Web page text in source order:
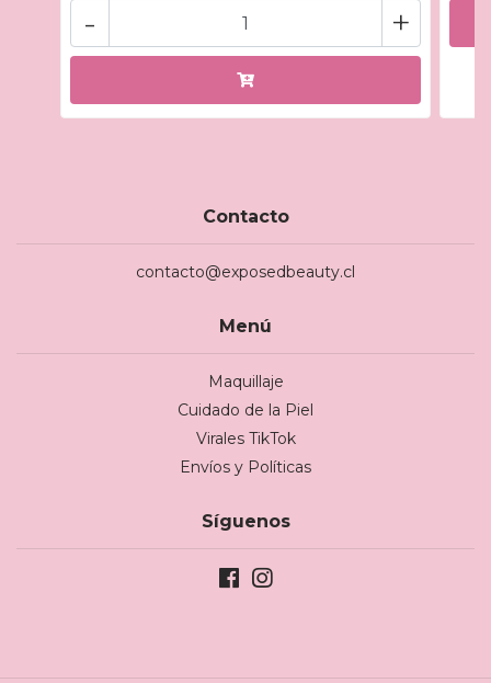
+
-
Contacto
contacto@exposedbeauty.cl
Menú
Maquillaje
Cuidado de la Piel
Virales TikTok
Envíos y Políticas
Síguenos